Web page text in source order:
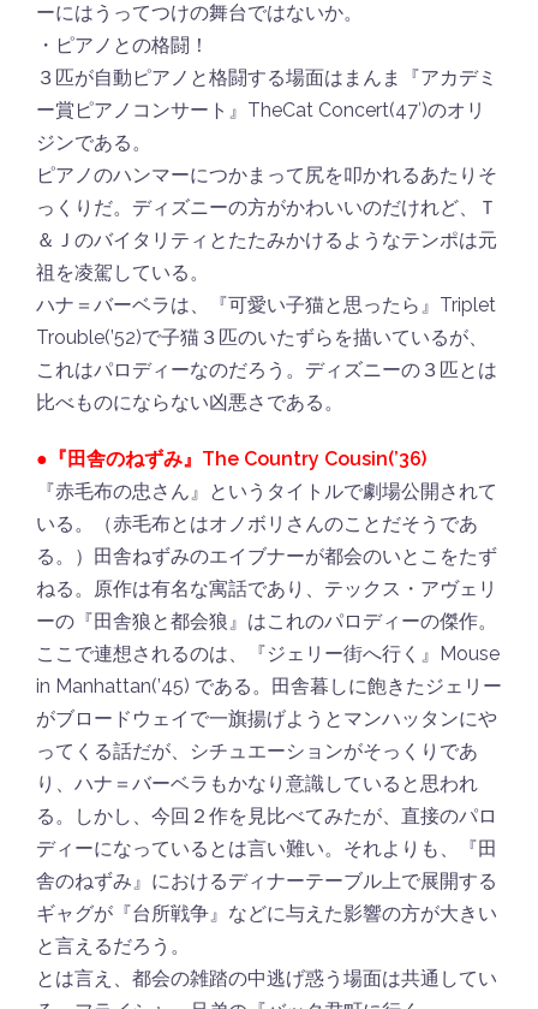
ーにはうってつけの舞台ではないか。
・ピアノとの格闘！
３匹が自動ピアノと格闘する場面はまんま『アカデミ
ー賞ピアノコンサート』TheCat Concert(47′)のオリ
ジンである。
ピアノのハンマーにつかまって尻を叩かれるあたりそ
っくりだ。ディズニーの方がかわいいのだけれど、Ｔ
＆Ｊのバイタリティとたたみかけるようなテンポは元
祖を凌駕している。
ハナ＝バーベラは、『可愛い子猫と思ったら』Triplet
Trouble(’52)で子猫３匹のいたずらを描いているが、
これはパロディーなのだろう。ディズニーの３匹とは
比べものにならない凶悪さである。
●『田舎のねずみ』The Country Cousin(’36)
『赤毛布の忠さん』というタイトルで劇場公開されて
いる。（赤毛布とはオノボリさんのことだそうであ
る。）田舎ねずみのエイブナーが都会のいとこをたず
ねる。原作は有名な寓話であり、テックス・アヴェリ
ーの『田舎狼と都会狼』はこれのパロディーの傑作。
ここで連想されるのは、『ジェリー街へ行く』Mouse
in Manhattan(’45) である。田舎暮しに飽きたジェリー
がブロードウェイで一旗揚げようとマンハッタンにや
ってくる話だが、シチュエーションがそっくりであ
り、ハナ＝バーベラもかなり意識していると思われ
る。しかし、今回２作を見比べてみたが、直接のパロ
ディーになっているとは言い難い。それよりも、『田
舎のねずみ』におけるディナーテーブル上で展開する
ギャグが『台所戦争』などに与えた影響の方が大きい
と言えるだろう。
とは言え、都会の雑踏の中逃げ惑う場面は共通してい